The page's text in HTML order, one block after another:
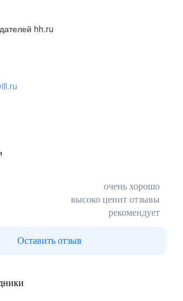
hh.ru
очень хорошо
высоко ценит отзывы
рекомендует
Оставить отзыв